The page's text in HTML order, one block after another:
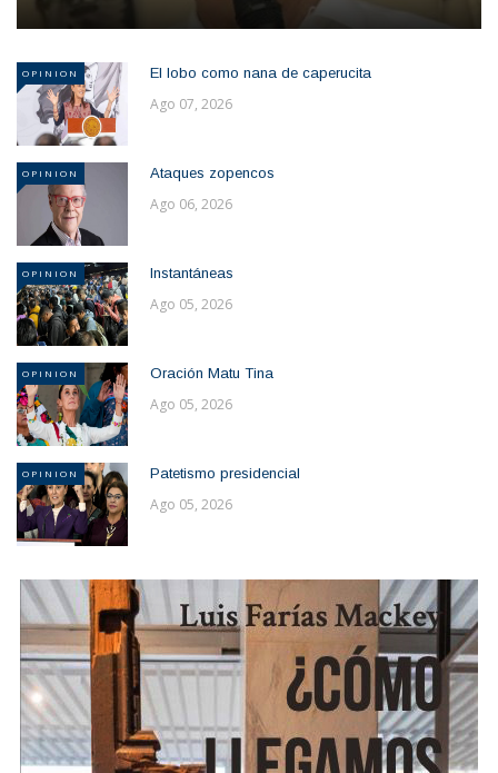
OPINION El lobo como nana de caperucita
Ago 07, 2026
OPINION Ataques zopencos
Ago 06, 2026
OPINION Instantáneas
Ago 05, 2026
OPINION Oración Matu Tina
Ago 05, 2026
OPINION Patetismo presidencial
Ago 05, 2026